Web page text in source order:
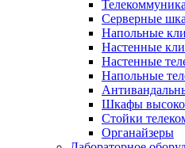
Серверные
Напольные
Настенные
Настенные
Напольные
Шкафы
Стойки
Органайзеры